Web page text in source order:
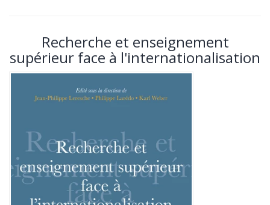
Recherche et enseignement
supérieur face à l'internationalisation